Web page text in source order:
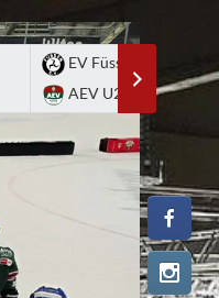
EV Füssen
AEV U20